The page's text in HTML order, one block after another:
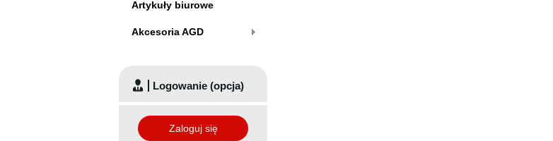
Artykuły biurowe
Akcesoria AGD
Logowanie (opcja)
Zaloguj się